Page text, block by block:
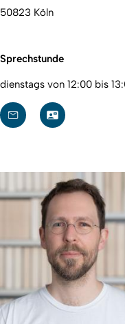
50823 Köln
Sprechstunde
dienstags von 12:00 bis